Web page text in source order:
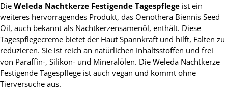
Die Weleda Nachtkerze Festigende Tagespflege ist ein
weiteres hervorragendes Produkt, das Oenothera Biennis Seed
Oil, auch bekannt als Nachtkerzensamenöl, enthält. Diese
Tagespflegecreme bietet der Haut Spannkraft und hilft, Falten zu
reduzieren. Sie ist reich an natürlichen Inhaltsstoffen und frei
von Paraffin-, Silikon- und Mineralölen. Die Weleda Nachtkerze
Festigende Tagespflege ist auch vegan und kommt ohne
Tierversuche aus.